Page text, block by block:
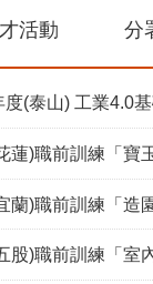
活動 分
山) 工業4.0基礎第1期
「寶玉石金工首飾製作
練「造園景觀園藝栽培
訓練「室內裝修設計實